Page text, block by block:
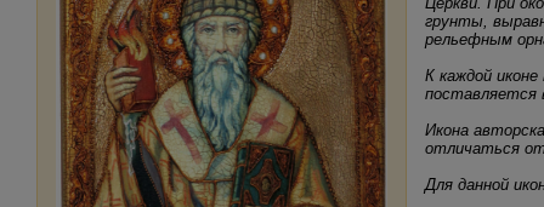
грунты,
рельефным
К каждой
поставляется
Икона
отличаться
Для данной